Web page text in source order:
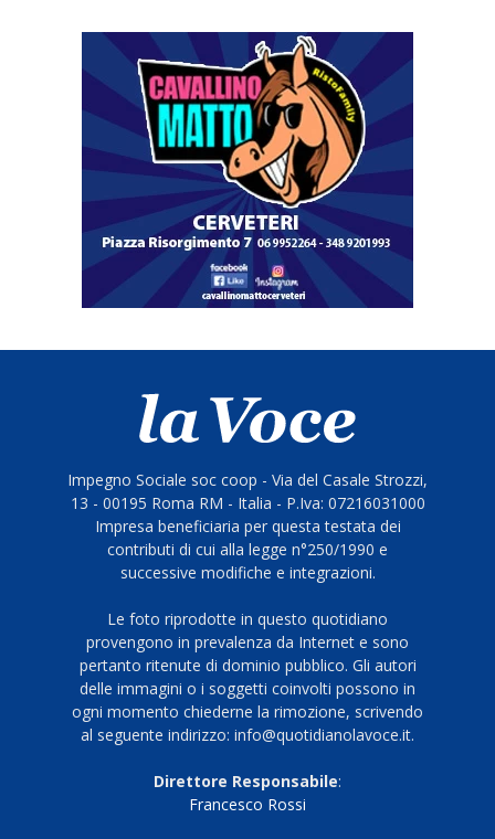
Impegno Sociale soc coop - Via del Casale Strozzi,
13 - 00195 Roma RM - Italia - P.Iva: 07216031000
Impresa beneficiaria per questa testata dei
contributi di cui alla legge n°250/1990 e
successive modifiche e integrazioni.
Le foto riprodotte in questo quotidiano
provengono in prevalenza da Internet e sono
pertanto ritenute di dominio pubblico. Gli autori
delle immagini o i soggetti coinvolti possono in
ogni momento chiederne la rimozione, scrivendo
al seguente indirizzo: info@quotidianolavoce.it.
Direttore Responsabile:
Francesco Rossi